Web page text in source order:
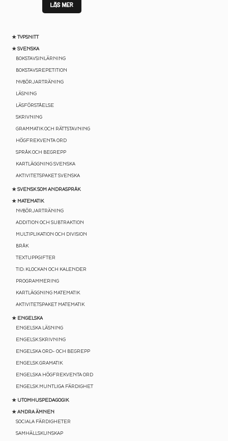
★ TYPSNITT
★ SVENSKA
BOKSTAVSINLÄRNING
BOKSTAVSREPETITION
NYBÖRJARTRÄNING
LÄSNING
LÄSFÖRSTÅELSE
SKRIVNING
GRAMMATIK OCH RÄTTSTAVNING
HÖGFREKVENTA ORD
SPRÅK OCH BEGREPP
KARTLÄGGNING SVENSKA
AKTIVITETSPAKET SVENSKA
★ SVENSK SOM ANDRASPRÅK
★ MATEMATIK
NYBÖRJARTRÄNING
ADDITION OCH SUBTRAKTION
MULTIPLIKATION OCH DIVISION
BRÅK
TEXTUPPGIFTER
TID: KLOCKAN OCH KALENDER
PROGRAMMERING
KARTLÄGGNING MATEMATIK
AKTIVITETSPAKET MATEMATIK
★ ENGELSKA
ENGELSKA LÄSNING
ENGELSK SKRIVNING
ENGELSKA ORD- OCH BEGREPP
ENGELSK GRAMATIK
ENGELSKA HÖGFREKVENTA ORD
ENGELSK MUNTLIGA FÄRDIGHET
★ UTOMHUSPEDAGOGIK
★ ANDRA ÄMNEN
SOCIALA FÄRDIGHETER
SAMHÄLLSKUNSKAP
LÄS MER